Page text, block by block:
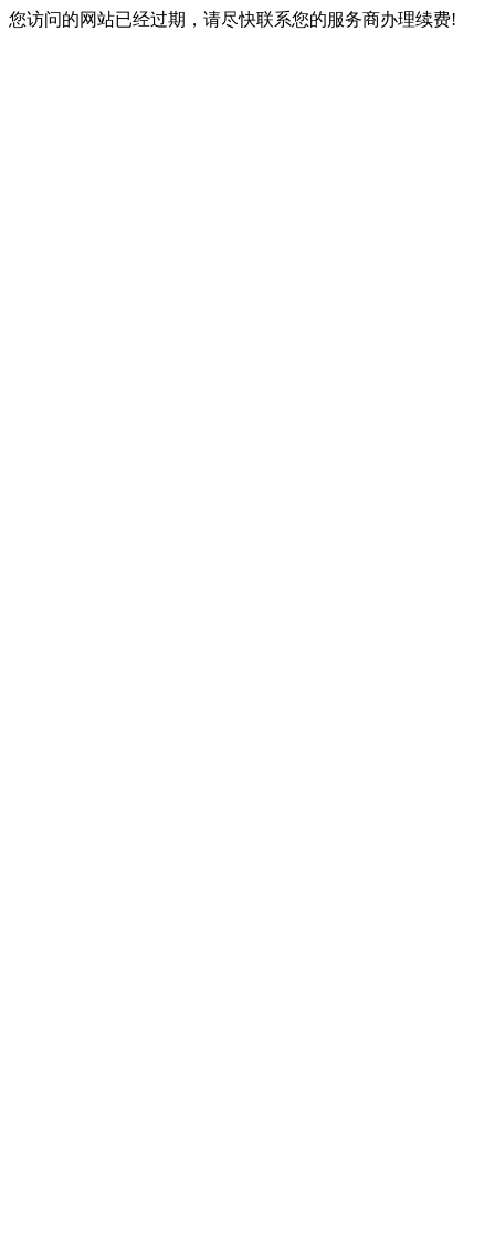
您访问的网站已经过期，请尽快联系您的服务商办理续费!